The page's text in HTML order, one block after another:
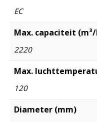
EC
Max. capaciteit
2220
Max.
120
Diameter (mm)